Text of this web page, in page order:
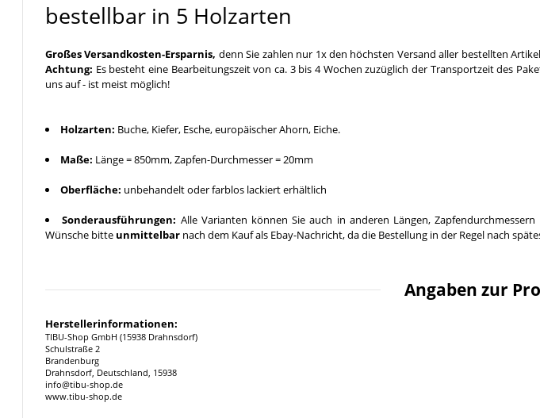
bestellbar in 5 Holzarten
Großes Versandkosten-Ersparnis, denn Sie zahlen nur 1x den höchsten Versand aller bestellten
Achtung: Es besteht eine Bearbeitungszeit von ca. 3 bis 4 Wochen zuzüglich der Transportzeit des
uns auf - ist meist möglich!
Holzarten: Buche, Kiefer, Esche, europäischer Ahorn, Eiche.
Maße: Länge = 850mm, Zapfen-Durchmesser = 20mm
Oberfläche: unbehandelt oder farblos lackiert erhältlich
Sonderausführungen: Alle Varianten können Sie auch in anderen Längen,
Wünsche bitte unmittelbar nach dem Kauf als Ebay-Nachricht, da die Bestellung in der Regel nach
Angaben zur
Herstellerinformationen:
TIBU-Shop GmbH (15938 Drahnsdorf)
Schulstraße 2
Brandenburg
Drahnsdorf, Deutschland, 15938
info@tibu-shop.de
www.tibu-shop.de